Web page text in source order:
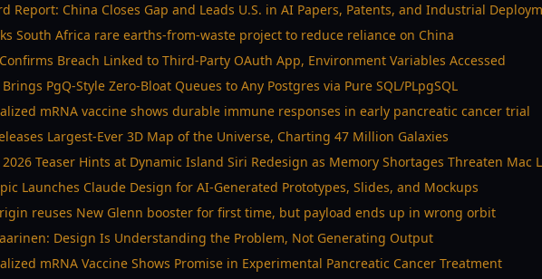
Report: China Closes Gap and Leads U.S. in AI Papers, Patents, and Industrial
South Africa rare earths-from-waste project to reduce reliance on China
Breach Linked to Third-Party OAuth App, Environment Variables Accessed
Brings PgQ-Style Zero-Bloat Queues to Any Postgres via Pure SQL/PLpgSQL
mRNA vaccine shows durable immune responses in early pancreatic cancer trial
Largest-Ever 3D Map of the Universe, Charting 47 Million Galaxies
2026 Teaser Hints at Dynamic Island Siri Redesign as Memory Shortages Threaten Mac
Launches Claude Design for AI-Generated Prototypes, Slides, and Mockups
reuses New Glenn booster for first time, but payload ends up in wrong orbit
Design Is Understanding the Problem, Not Generating Output
mRNA Vaccine Shows Promise in Experimental Pancreatic Cancer Treatment